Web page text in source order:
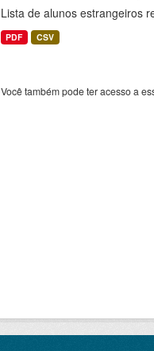
Lista de alunos estrangeiros
PDF CSV
Você também pode ter acesso a